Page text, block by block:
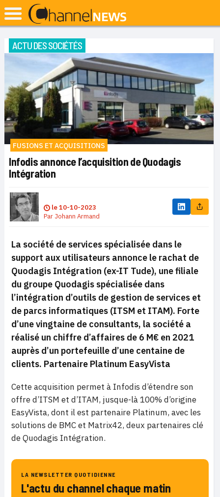
ACTU DES SOCIÉTÉS
FUSIONS ET ACQUISITIONS
Infodis annonce l’acquisition de Quodagis
Intégration
le10-10-2023
Par Johann Armand
La société de services spécialisée dans le
support aux utilisateurs annonce le rachat de
Quodagis Intégration (ex-IT Tude), une filiale
du groupe Quodagis spécialisée dans
l’intégration d’outils de gestion de services et
de parcs informatiques (ITSM et ITAM). Forte
d’une vingtaine de consultants, la société a
réalisé un chiffre d’affaires de 6 M€ en 2021
auprès d’un portefeuille d’une centaine de
clients. Partenaire Platinum EasyVista
Cette acquisition permet à Infodis d’étendre son
offre d’ITSM et d’ITAM, jusque-là 100% d’origine
EasyVista, dont il est partenaire Platinum, avec les
solutions de BMC et Matrix42, deux partenaires clé
de Quodagis Intégration.
LA NEWSLETTER QUOTIDIENNE
L'actu du channel chaque matin